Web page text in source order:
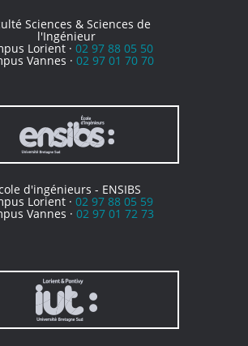
Sciences & Sciences de
l'Ingénieur
Lorient · 02 97 88 05 50
Vannes · 02 97 01 70 70
d'ingénieurs - ENSIBS
Lorient · 02 97 88 05 59
Vannes · 02 97 01 72 73